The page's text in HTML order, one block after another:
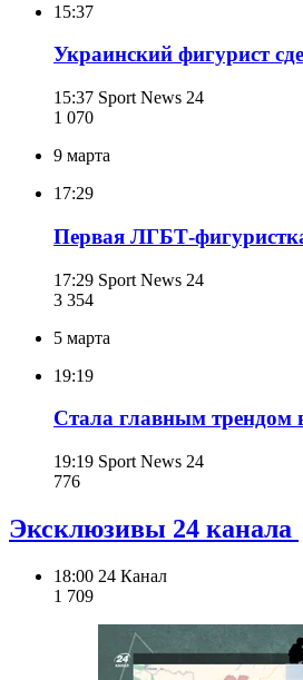
15:37
Украинский фигурист
15:37 Sport News 24
1 070
9 марта
17:29
Первая ЛГБТ-
17:29 Sport News 24
3 354
5 марта
19:19
Стала главным трендом
19:19 Sport News 24
776
Эксклюзивы 24 канала
18:00 24 Канал
1 709